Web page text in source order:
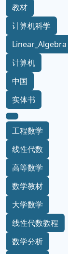
教材
计算机科学
Linear_Algebra
计算机
中国
实体书
工程数学
线性代数
高等数学
数学教材
大学数学
线性代数教程
数学分析